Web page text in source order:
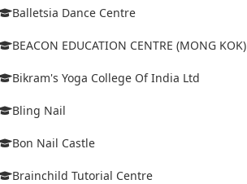
Balletsia Dance Centre
BEACON EDUCATION CENTRE (MONG KOK)
Bikram's Yoga College Of India Ltd
Bling Nail
Bon Nail Castle
Brainchild Tutorial Centre